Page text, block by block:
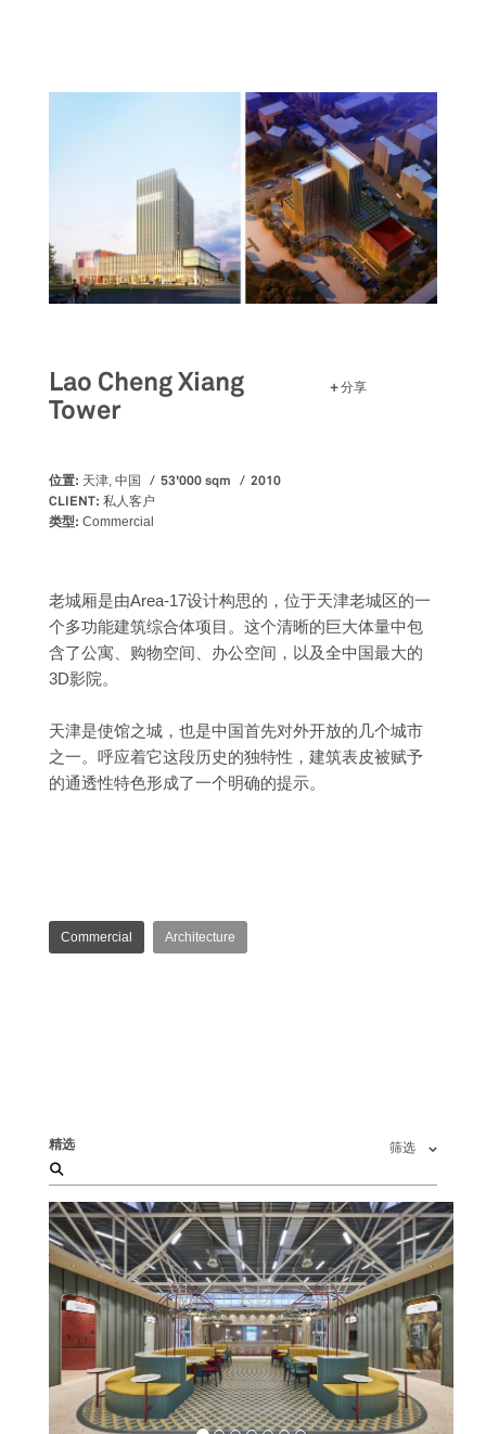
Lao Cheng Xiang
Tower
分享
位置: 天津, 中国 53'000 sqm
2010
CLIENT: 私人客户
类型: Commercial
老城厢是由Area-17设计构思的，位于天津老城区的一
个多功能建筑综合体项目。这个清晰的巨大体量中包
含了公寓、购物空间、办公空间，以及全中国最大的
3D影院。
天津是使馆之城，也是中国首先对外开放的几个城市
之一。呼应着它这段历史的独特性，建筑表皮被赋予
的通透性特色形成了一个明确的提示。
Commercial Architecture
精选 筛选